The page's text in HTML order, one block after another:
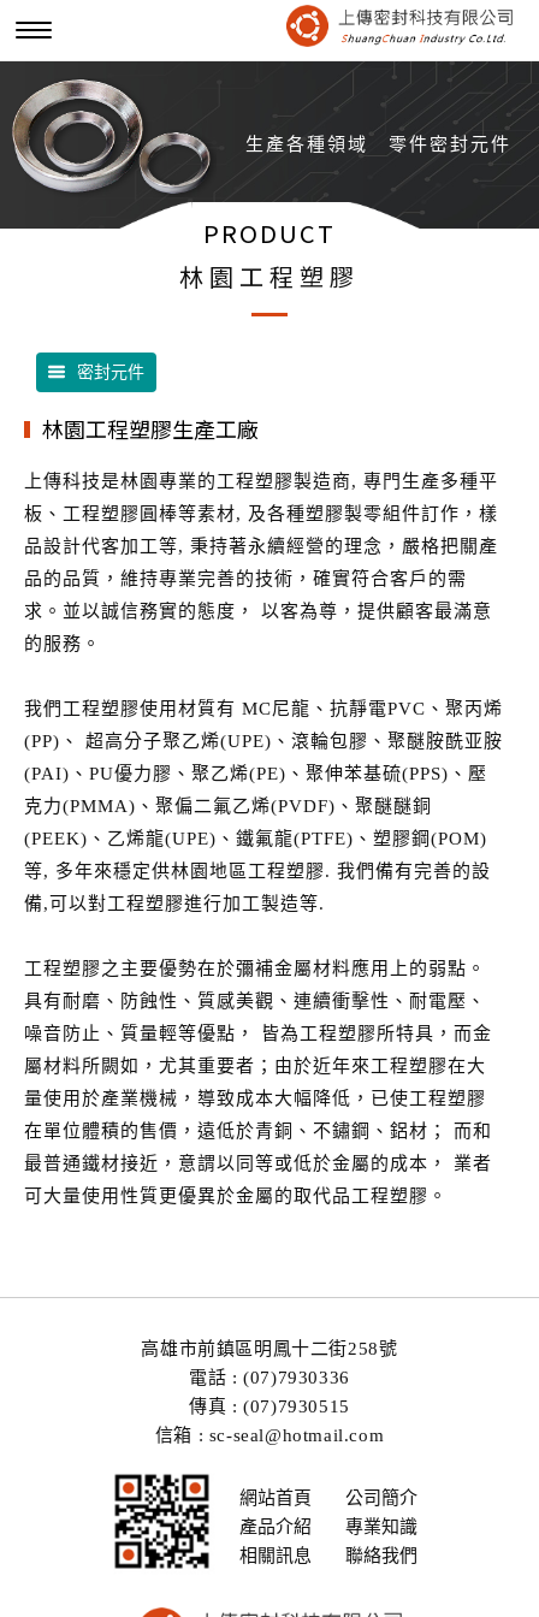
生產各種領域 零件密封元件
PRODUCT
林園工程塑膠
密封元件
林園工程塑膠生產工廠
上傳科技是林園專業的工程塑膠製造商, 專門生產多種平
板、工程塑膠圓棒等素材, 及各種塑膠製零組件訂作，樣
品設計代客加工等, 秉持著永續經營的理念，嚴格把關產
品的品質，維持專業完善的技術，確實符合客戶的需
求。並以誠信務實的態度， 以客為尊，提供顧客最滿意
的服務。
我們工程塑膠使用材質有 MC尼龍、抗靜電PVC、聚丙烯
(PP)、 超高分子聚乙烯(UPE)、滾輪包膠、聚醚胺酰亚胺
(PAI)、PU優力膠、聚乙烯(PE)、聚伸苯基硫(PPS)、壓
克力(PMMA)、聚偏二氟乙烯(PVDF)、聚醚醚銅
(PEEK)、乙烯龍(UPE)、鐵氟龍(PTFE)、塑膠鋼(POM)
等, 多年來穩定供林園地區工程塑膠. 我們備有完善的設
備,可以對工程塑膠進行加工製造等.
工程塑膠之主要優勢在於彌補金屬材料應用上的弱點。
具有耐磨、防蝕性、質感美觀、連續衝擊性、耐電壓、
噪音防止、質量輕等優點， 皆為工程塑膠所特具，而金
屬材料所闕如，尤其重要者；由於近年來工程塑膠在大
量使用於產業機械，導致成本大幅降低，已使工程塑膠
在單位體積的售價，遠低於青銅、不鏽鋼、鋁材； 而和
最普通鐵材接近，意謂以同等或低於金屬的成本， 業者
可大量使用性質更優異於金屬的取代品工程塑膠。
高雄市前鎮區明鳳十二街258號
電話 : (07)7930336
傳真 : (07)7930515
信箱 : sc-seal@hotmail.com
網站首頁
公司簡介
產品介紹
專業知識
相關訊息
聯絡我們